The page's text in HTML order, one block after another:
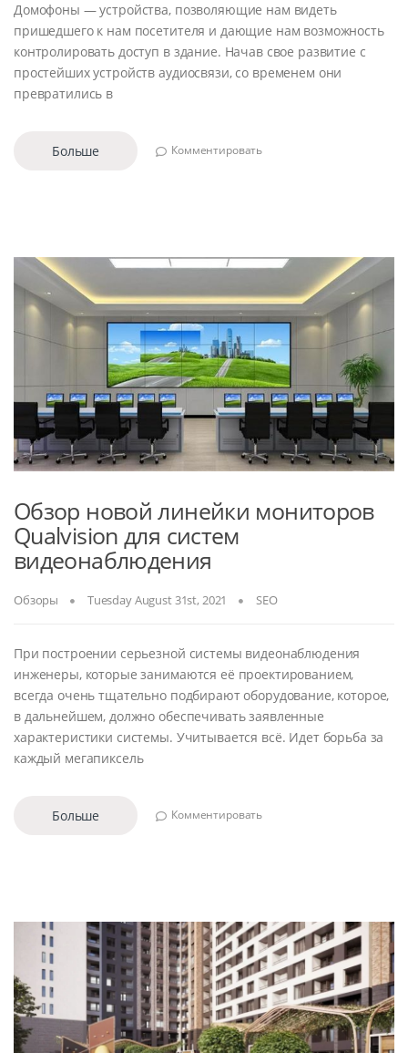
Домофоны — устройства, позволяющие нам видеть
пришедшего к нам посетителя и дающие нам возможность
контролировать доступ в здание. Начав свое развитие с
простейших устройств аудиосвязи, со временем они
превратились в
Больше Комментировать
Обзор новой линейки мониторов
Qualvision для систем
видеонаблюдения
Обзоры Tuesday August 31st, 2021 SEO
При построении серьезной системы видеонаблюдения
инженеры, которые занимаются её проектированием,
всегда очень тщательно подбирают оборудование, которое,
в дальнейшем, должно обеспечивать заявленные
характеристики системы. Учитывается всё. Идет борьба за
каждый мегапиксель
Больше Комментировать